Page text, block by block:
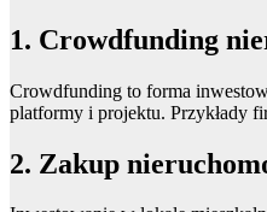
1. Crowdfunding
Crowdfunding to forma
platformy i projektu. Przykłady
2. Zakup